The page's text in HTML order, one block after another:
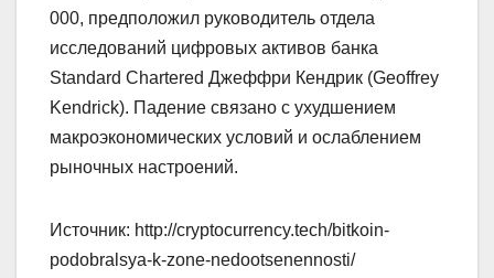
000, предположил руководитель отдела
исследований цифровых активов банка
Standard Chartered Джеффри Кендрик (Geoffrey
Kendrick). Падение связано с ухудшением
макроэкономических условий и ослаблением
рыночных настроений.
Источник: http://cryptocurrency.tech/bitkoin-
podobralsya-k-zone-nedootsenennosti/